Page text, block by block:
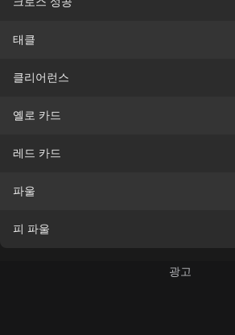
태클
클리어런스
옐로 카드
레드 카드
파울
피 파울